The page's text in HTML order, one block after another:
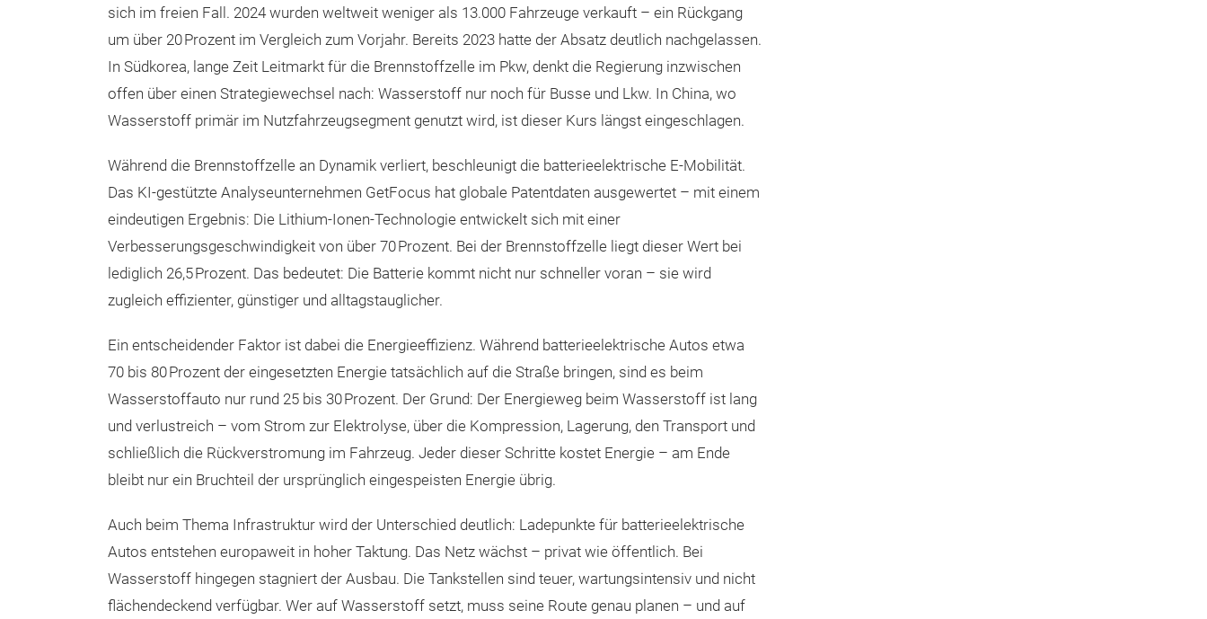
sich im freien Fall. 2024 wurden weltweit weniger als 13.000 Fahrzeuge verkauft – ein Rückgang
um über 20 Prozent im Vergleich zum Vorjahr. Bereits 2023 hatte der Absatz deutlich nachgelassen.
In Südkorea, lange Zeit Leitmarkt für die Brennstoffzelle im Pkw, denkt die Regierung inzwischen
offen über einen Strategiewechsel nach: Wasserstoff nur noch für Busse und Lkw. In China, wo
Wasserstoff primär im Nutzfahrzeugsegment genutzt wird, ist dieser Kurs längst eingeschlagen.
Während die Brennstoffzelle an Dynamik verliert, beschleunigt die batterieelektrische E-Mobilität.
Das KI-gestützte Analyseunternehmen GetFocus hat globale Patentdaten ausgewertet – mit einem
eindeutigen Ergebnis: Die Lithium-Ionen-Technologie entwickelt sich mit einer
Verbesserungsgeschwindigkeit von über 70 Prozent. Bei der Brennstoffzelle liegt dieser Wert bei
lediglich 26,5 Prozent. Das bedeutet: Die Batterie kommt nicht nur schneller voran – sie wird
zugleich effizienter, günstiger und alltagstauglicher.
Ein entscheidender Faktor ist dabei die Energieeffizienz. Während batterieelektrische Autos etwa
70 bis 80 Prozent der eingesetzten Energie tatsächlich auf die Straße bringen, sind es beim
Wasserstoffauto nur rund 25 bis 30 Prozent. Der Grund: Der Energieweg beim Wasserstoff ist lang
und verlustreich – vom Strom zur Elektrolyse, über die Kompression, Lagerung, den Transport und
schließlich die Rückverstromung im Fahrzeug. Jeder dieser Schritte kostet Energie – am Ende
bleibt nur ein Bruchteil der ursprünglich eingespeisten Energie übrig.
Auch beim Thema Infrastruktur wird der Unterschied deutlich: Ladepunkte für batterieelektrische
Autos entstehen europaweit in hoher Taktung. Das Netz wächst – privat wie öffentlich. Bei
Wasserstoff hingegen stagniert der Ausbau. Die Tankstellen sind teuer, wartungsintensiv und nicht
flächendeckend verfügbar. Wer auf Wasserstoff setzt, muss seine Route genau planen – und auf